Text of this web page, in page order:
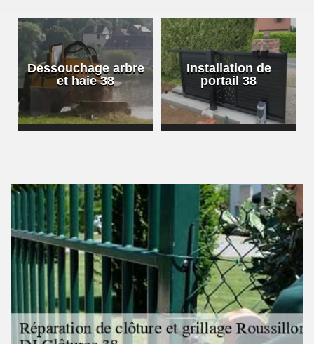
Dessouchage arbre
et haie 38
Installation de
portail 38